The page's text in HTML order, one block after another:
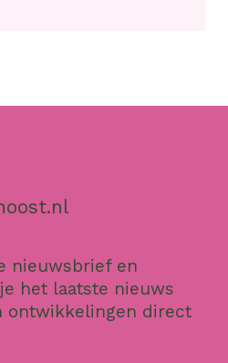
nieuwsbrief en
het laatste nieuws
ontwikkelingen direct